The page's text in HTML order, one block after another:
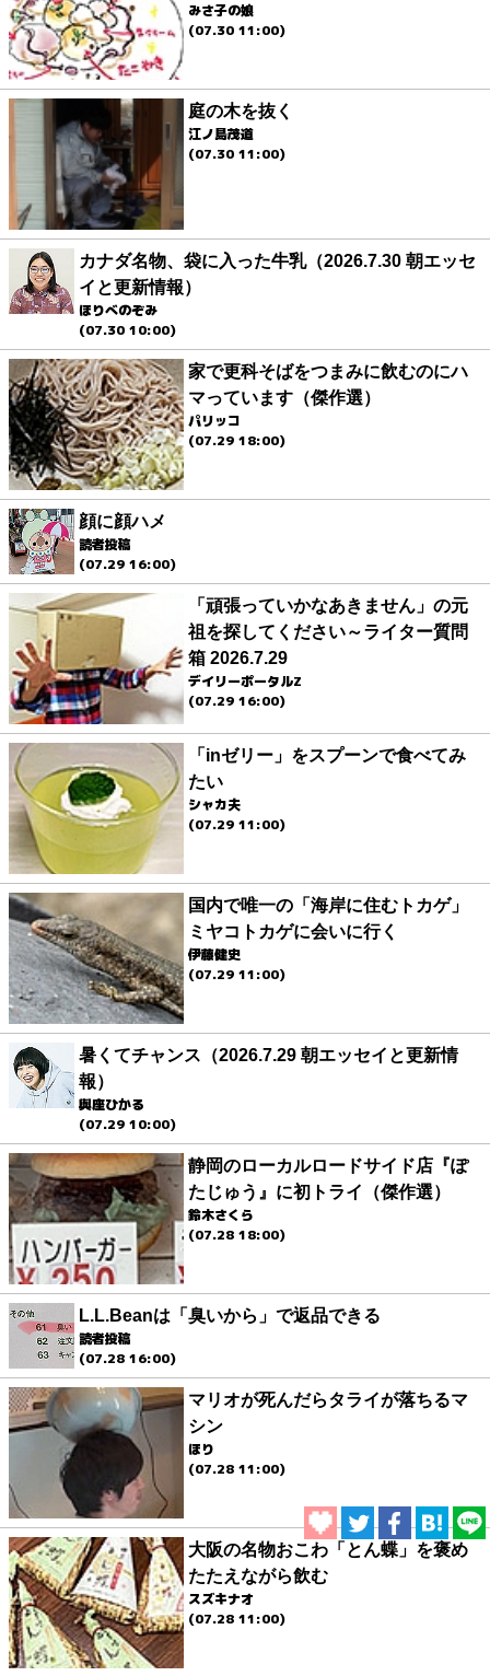
みさ子の娘
(07.30 11:00)
庭の木を抜く
江ノ島茂道
(07.30 11:00)
カナダ名物、袋に入った牛乳（2026.7.30 朝エッセ
イと更新情報）
ほりべのぞみ
(07.30 10:00)
家で更科そばをつまみに飲むのにハ
マっています（傑作選）
パリッコ
(07.29 18:00)
顔に顔ハメ
読者投稿
(07.29 16:00)
「頑張っていかなあきません」の元
祖を探してください～ライター質問
箱 2026.7.29
デイリーポータルZ
(07.29 16:00)
「inゼリー」をスプーンで食べてみ
たい
シャカ夫
(07.29 11:00)
国内で唯一の「海岸に住むトカゲ」
ミヤコトカゲに会いに行く
伊藤健史
(07.29 11:00)
暑くてチャンス（2026.7.29 朝エッセイと更新情
報）
與座ひかる
(07.29 10:00)
静岡のローカルロードサイド店『ぽ
たじゅう』に初トライ（傑作選）
鈴木さくら
(07.28 18:00)
L.L.Beanは「臭いから」で返品できる
読者投稿
(07.28 16:00)
マリオが死んだらタライが落ちるマ
シン
ほり
(07.28 11:00)
大阪の名物おこわ「とん蝶」を褒め
たたえながら飲む
スズキナオ
(07.28 11:00)